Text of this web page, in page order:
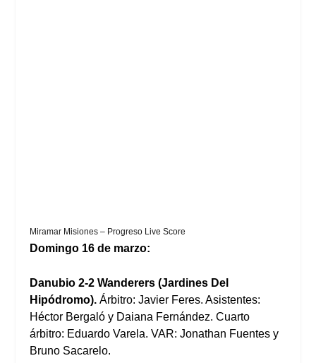
Miramar Misiones – Progreso Live Score
Domingo 16 de marzo:
Danubio 2-2 Wanderers (Jardines Del
Hipódromo). Árbitro: Javier Feres. Asistentes:
Héctor Bergaló y Daiana Fernández. Cuarto
árbitro: Eduardo Varela. VAR: Jonathan Fuentes y
Bruno Sacarelo.